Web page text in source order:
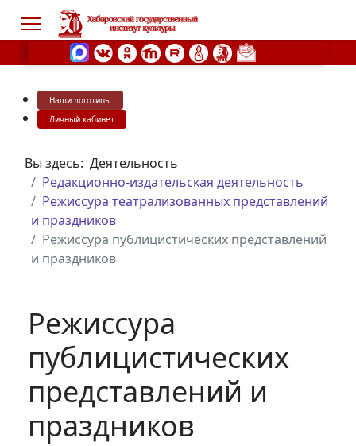
Наши логотипы
Личный кабинет
Вы здесь: Деятельность
Редакционно-издательская деятельность
Режиссура театрализованных представлений
и праздников
Режиссура публицистических представлений
и праздников
Режиссура
публицистических
представлений и
праздников